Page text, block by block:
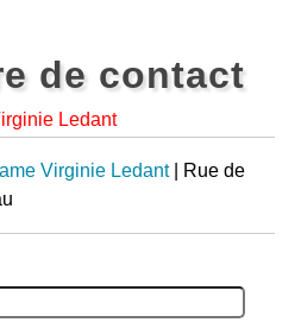
de contact
Ledant
Virginie Ledant| Rue de